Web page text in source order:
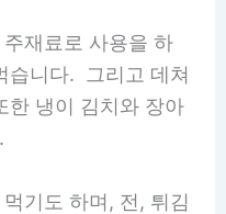
재료로 사용을 하
습니다. 그리고 데쳐
한 냉이 김치와 장아
기도 하며, 전, 튀김